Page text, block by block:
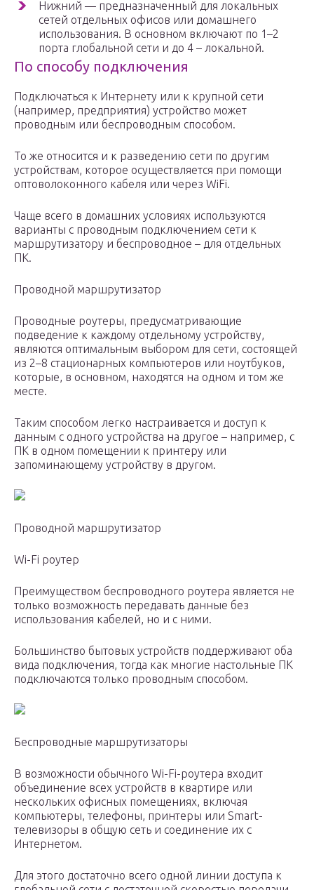
Нижний — предназначенный для локальных
сетей отдельных офисов или домашнего
использования. В основном включают по 1–2
порта глобальной сети и до 4 – локальной.
По способу подключения
Подключаться к Интернету или к крупной сети
(например, предприятия) устройство может
проводным или беспроводным способом.
То же относится и к разведению сети по другим
устройствам, которое осуществляется при помощи
оптоволоконного кабеля или через WiFi.
Чаще всего в домашних условиях используются
варианты с проводным подключением сети к
маршрутизатору и беспроводное – для отдельных
ПК.
Проводной маршрутизатор
Проводные роутеры, предусматривающие
подведение к каждому отдельному устройству,
являются оптимальным выбором для сети, состоящей
из 2–8 стационарных компьютеров или ноутбуков,
которые, в основном, находятся на одном и том же
месте.
Таким способом легко настраивается и доступ к
данным с одного устройства на другое – например, с
ПК в одном помещении к принтеру или
запоминающему устройству в другом.
Проводной маршрутизатор
Wi-Fi роутер
Преимуществом беспроводного роутера является не
только возможность передавать данные без
использования кабелей, но и с ними.
Большинство бытовых устройств поддерживают оба
вида подключения, тогда как многие настольные ПК
подключаются только проводным способом.
Беспроводные маршрутизаторы
В возможности обычного Wi-Fi-роутера входит
объединение всех устройств в квартире или
нескольких офисных помещениях, включая
компьютеры, телефоны, принтеры или Smart-
телевизоры в общую сеть и соединение их с
Интернетом.
Для этого достаточно всего одной линии доступа к